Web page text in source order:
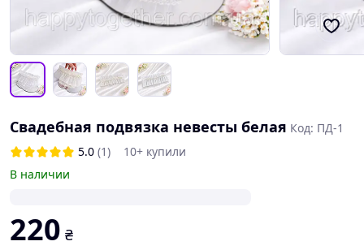
Свадебная подвязка невесты белая Код: ПД-1
5.0 (1)
10+ купили
В наличии
220 ₴